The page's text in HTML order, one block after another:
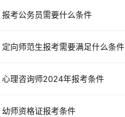
报考公务员需要什么条件
定向师范生报考需要满足什么条件
心理咨询师2024年报考条件
幼师资格证报考条件